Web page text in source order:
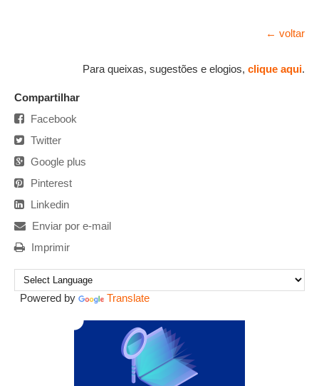
← voltar
Para queixas, sugestões e elogios, clique aqui.
Compartilhar
Facebook
Twitter
Google plus
Pinterest
Linkedin
Enviar por e-mail
Imprimir
Powered by Translate